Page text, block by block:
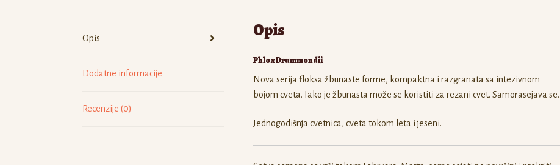
Opis
Dodatne informacije
Recenzije (0)
Opis
Phlox Drummondii
Nova serija floksa žbunaste forme, kompaktna i razgranata sa intezivnom
bojom cveta. Iako je žbunasta može se koristiti za rezani cvet. Samorasejava se.
Jednogodišnja cvetnica, cveta tokom leta i jeseni.